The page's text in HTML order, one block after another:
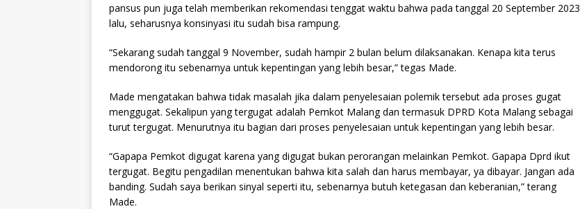
pansus pun juga telah memberikan rekomendasi tenggat waktu bahwa pada tanggal 20 September 2023
lalu, seharusnya konsinyasi itu sudah bisa rampung.
“Sekarang sudah tanggal 9 November, sudah hampir 2 bulan belum dilaksanakan. Kenapa kita terus
mendorong itu sebenarnya untuk kepentingan yang lebih besar,” tegas Made.
Made mengatakan bahwa tidak masalah jika dalam penyelesaian polemik tersebut ada proses gugat
menggugat. Sekalipun yang tergugat adalah Pemkot Malang dan termasuk DPRD Kota Malang sebagai
turut tergugat. Menurutnya itu bagian dari proses penyelesaian untuk kepentingan yang lebih besar.
“Gapapa Pemkot digugat karena yang digugat bukan perorangan melainkan Pemkot. Gapapa Dprd ikut
tergugat. Begitu pengadilan menentukan bahwa kita salah dan harus membayar, ya dibayar. Jangan ada
banding. Sudah saya berikan sinyal seperti itu, sebenarnya butuh ketegasan dan keberanian,” terang
Made.